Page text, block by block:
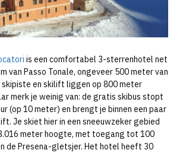
is een comfortabel 3-sterrenhotel net
van Passo Tonale, ongeveer 500 meter van
skipiste en skilift liggen op 800 meter
merk je weinig van: de gratis skibus stopt
(op 10 meter) en brengt je binnen een paar
Je skiet hier in een sneeuwzeker gebied
meter hoogte, met toegang tot 100
de Presena-gletsjer. Het hotel heeft 30